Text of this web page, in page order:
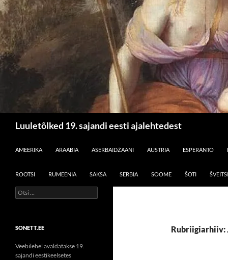
Luuletõlked 19. sajandi eesti ajalehtedest
AMEERIKA
ARAABIA ASERBAIDŽAANI AUSTRIA ESPERANTO
ROOTSI RUMEENIA SAKSA SERBIA SOOME ŠOTI ŠVEITSI
Rubriigiarhiiv:
Otsi:
SONETT.EE
Veebilehel avaldatakse 19.
sajandi eestikeelsetes